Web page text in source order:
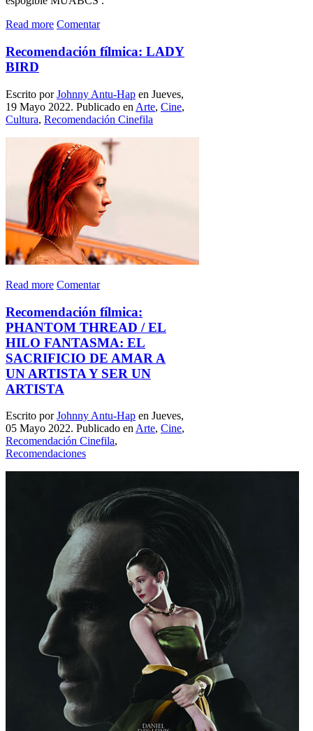
Read more Comentar
Recomendación fílmica: LADY
BIRD
Escrito porJohnny Antu-Hap en Jueves,
19 Mayo 2022. Publicado en Arte, Cine,
Cultura, Recomendación Cinefila
Read more Comentar
Recomendación fílmica:
PHANTOM THREAD / EL
HILO FANTASMA: EL
SACRIFICIO DE AMAR A
UN ARTISTA Y SER UN
ARTISTA
Escrito porJohnny Antu-Hap en Jueves,
05 Mayo 2022. Publicado en Arte, Cine,
Recomendación Cinefila,
Recomendaciones